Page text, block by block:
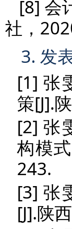
[8] 会
社，
3. 发
[1] 张
策[J].
[2] 张
构模
243.
[3] 张
[J].陕